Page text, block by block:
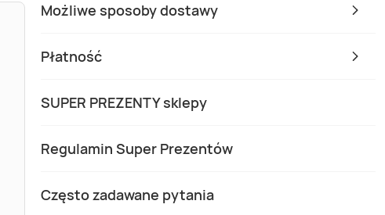
Możliwe sposoby dostawy
Płatność
SUPER PREZENTY sklepy
Regulamin Super Prezentów
Często zadawane pytania